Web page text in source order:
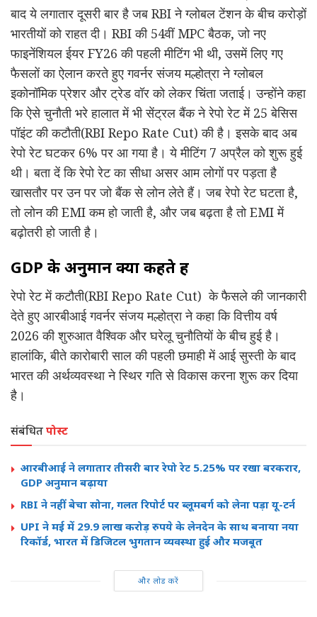
बाद ये लगातार दूसरी बार है जब RBI ने ग्लोबल टेंशन के बीच करोड़ों
भारतीयों को राहत दी। RBI की 54वीं MPC बैठक, जो नए
फाइनेंशियल ईयर FY26 की पहली मीटिंग भी थी, उसमें लिए गए
फैसलों का ऐलान करते हुए गवर्नर संजय मल्होत्रा ने ग्लोबल
इकोनॉमिक प्रेशर और ट्रेड वॉर को लेकर चिंता जताई। उन्होंने कहा
कि ऐसे चुनौती भरे हालात में भी सेंट्रल बैंक ने रेपो रेट में 25 बेसिस
पॉइंट की कटौती(RBI Repo Rate Cut) की है। इसके बाद अब
रेपो रेट घटकर 6% पर आ गया है। ये मीटिंग 7 अप्रैल को शुरू हुई
थी। बता दें कि रेपो रेट का सीधा असर आम लोगों पर पड़ता है
खासतौर पर उन पर जो बैंक से लोन लेते हैं। जब रेपो रेट घटता है,
तो लोन की EMI कम हो जाती है, और जब बढ़ता है तो EMI में
बढ़ोतरी हो जाती है।
GDP के अनुमान क्या कहते हैं
रेपो रेट में कटौती(RBI Repo Rate Cut) के फैसले की जानकारी
देते हुए आरबीआई गवर्नर संजय मल्होत्रा ने कहा कि वित्तीय वर्ष
2026 की शुरुआत वैश्विक और घरेलू चुनौतियों के बीच हुई है।
हालांकि, बीते कारोबारी साल की पहली छमाही में आई सुस्ती के बाद
भारत की अर्थव्यवस्था ने स्थिर गति से विकास करना शुरू कर दिया
है।
संबंधितपोस्ट
आरबीआई ने लगातार तीसरी बार रेपो रेट 5.25% पर रखा बरकरार,
GDP अनुमान बढ़ाया
RBI ने नहीं बेचा सोना, गलत रिपोर्ट पर ब्लूमबर्ग को लेना पड़ा यू-टर्न
UPI ने मई में 29.9 लाख करोड़ रुपये के लेनदेन के साथ बनाया नया
रिकॉर्ड, भारत में डिजिटल भुगतान व्यवस्था हुई और मजबूत
और लोड करें